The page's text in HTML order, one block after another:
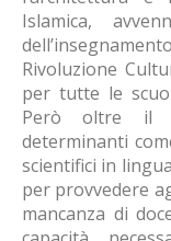
Islamica,
Rivoluzione
per tutte le
Però oltre il
determinanti
scientifici in
per provvedere
mancanza di